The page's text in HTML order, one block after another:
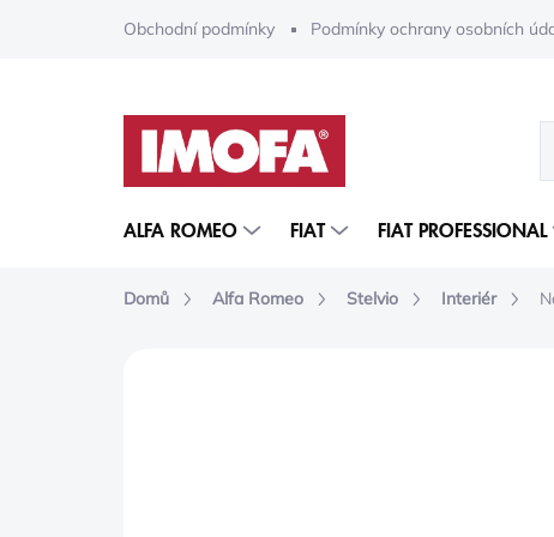
Obchodní podmínky Podmínky ochrany osobních
ALFA ROMEO FIAT FIAT PROFESSIONAL
Domů Alfa Romeo Stelvio Interiér